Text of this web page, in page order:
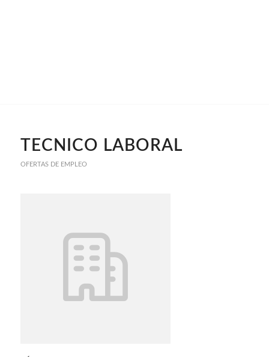
TECNICO LABORAL
OFERTAS DE EMPLEO